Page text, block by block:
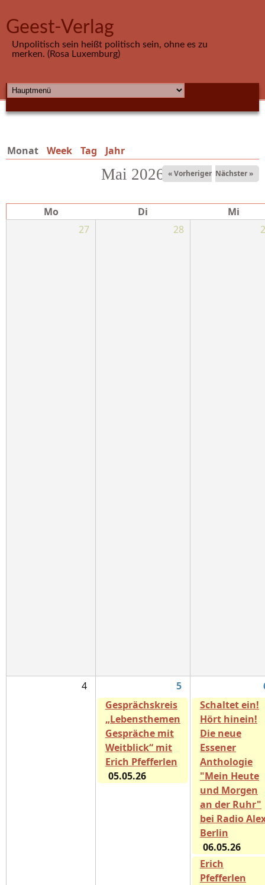
Geest-Verlag
Unpolitisch sein heißt politisch sein, ohne es zu
merken. (Rosa Luxemburg)
HAUPTMENÜ
Monat (aktiver Reiter)
Week Tag Jahr
Mai 2026 « Vorheriger Nächster »
Mo Di
Mi
27
28
4 5
Gesprächskreis
„Lebensthemen
Gespräche mit
Weitblick“ mit
Erich Pfefferlen
05.05.26
Schaltet ein!
Hört hinein!
Die neue
Essener
Anthologie
"Mein Heute
und Morgen
an der Ruhr"
bei Radio
Berlin
06.05.26
Erich
Pfefferlen